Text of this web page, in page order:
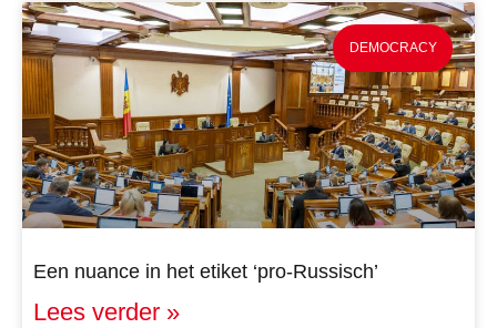
DEMOCRACY
Een nuance in het etiket ‘pro-Russisch’
Lees verder »